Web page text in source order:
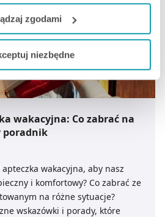
marketingowych i analitycznych.
swoją zgodę i wybrać tylko
z którymi wiąże się
aktywności dokonaj
wyborów i kliknij „Zarządzaj
„Zaakceptuj niezbędne
Będzie się to jednak wiązało
wszystkich funkcjonalności
zgodami
niezbędne
wakacyjna: Co zabrać na
poradnik
wakacyjna, aby nasz
i komfortowy? Co zabrać ze
na różne sytuacje?
wskazówki i porady, które